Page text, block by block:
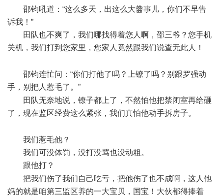
邵钧吼道：“这么多天，出这么大齤事儿，你们不早告
诉我！”
田队也不爽了，我们哪找得着您人啊，邵三爷？您手机
关机，我们打到您家里，您家人竟然跟我们说查无此人！
邵钧连忙问：“你们打他了吗？上镣了吗？别跟罗强动
手，别把人惹毛了。”
田队无奈地说，镣子都上了，不然怕他把禁闭室再给砸
了，现在监区经费这么紧张，我们真怕他动手拆房子。
我们惹毛他？
我们可没体罚，没打没骂也没动粗。
跟他打？
把我们伤了我们自己吃亏，把他伤了也不成啊，这人他
妈的就是咱第三监区养的一大宝贝，国宝！大伙都得捧着